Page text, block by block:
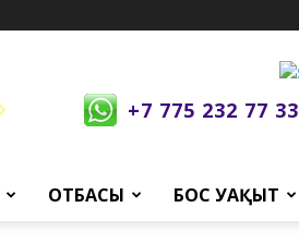
+7 775 232 77 33
ОТБАСЫ БОС УАҚЫТ